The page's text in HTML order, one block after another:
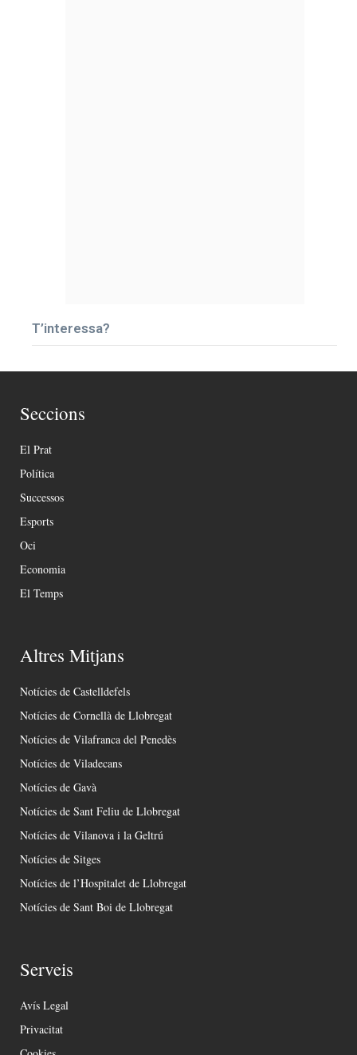
T’interessa?
Seccions
El Prat
Política
Successos
Esports
Oci
Economia
El Temps
Altres Mitjans
Notícies de Castelldefels
Notícies de Cornellà de Llobregat
Notícies de Vilafranca del Penedès
Notícies de Viladecans
Notícies de Gavà
Notícies de Sant Feliu de Llobregat
Notícies de Vilanova i la Geltrú
Notícies de Sitges
Notícies de l’Hospitalet de Llobregat
Notícies de Sant Boi de Llobregat
Serveis
Avís Legal
Privacitat